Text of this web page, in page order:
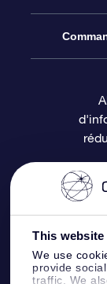
This
We use
provide
traffic. We
Nous
Revues
Coffret
Carte
Registre
Page
Appli